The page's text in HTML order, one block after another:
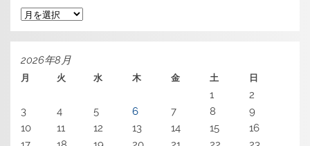
ア
ー
カ
イ
2026年8月
月 火 水 木 金 土 日
1
2
3
4 5 6 7 8
9
10
11 12 13 14 15
16